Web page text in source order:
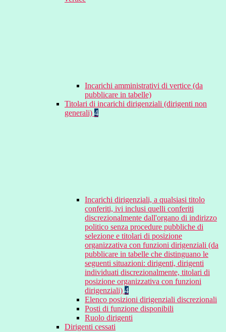
Incarichi amministrativi di vertice (da
pubblicare in tabelle)
Titolari di incarichi dirigenziali (dirigenti non
generali) 4
Incarichi dirigenziali, a qualsiasi titolo
conferiti, ivi inclusi quelli conferiti
discrezionalmente dall'organo di indirizzo
politico senza procedure pubbliche di
selezione e titolari di posizione
organizzativa con funzioni dirigenziali (da
pubblicare in tabelle che distinguano le
seguenti situazioni: dirigenti, dirigenti
individuati discrezionalmente, titolari di
posizione organizzativa con funzioni
dirigenziali) 4
Elenco posizioni dirigenziali discrezionali
Posti di funzione disponibili
Ruolo dirigenti
Dirigenti cessati